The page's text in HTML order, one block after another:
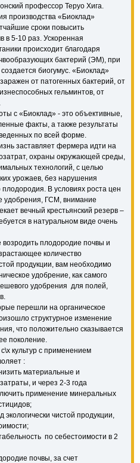
профессор Теруо Хига.
производства «Биоклад»
сроки повысить
в 5-10 раз. Ускоренная
происходит благодаря
бактерий (ЭМ), при
биогумус. «Биоклад»
от патогенных бактерий, от
гельминтов, от
с «Биоклад» - это объективные,
факты, а также результаты
по всей форме.
заставляет фермера идти на
охраны окружающей среды,
технологий, с целью
урожаев, без нарушения
плодородия. В условиях роста цен
удобрения, ГСМ, внимание
вечный крестьянский резерв –
в натуральном виде очень
возродить плодородие почвы и
количество
продукции, вам необходимо
удобрение, как самого
удобрения для полей,
перешли на органическое
структурное изменение
что положительно сказывается
поколение.
культур с применением
:
материальные и
и через 2-3 года
применение минеральных
экологически чистой продукции,
по себестоимости в 2
почвы, за счет